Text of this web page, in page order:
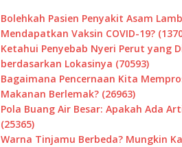
Bolehkah Pasien Penyakit Asam
Mendapatkan Vaksin COVID-19?
Ketahui Penyebab Nyeri Perut yang
berdasarkan Lokasinya (70593)
Bagaimana Pencernaan Kita
Makanan Berlemak? (26963)
Pola Buang Air Besar: Apakah Ada
(25365)
Warna Tinjamu Berbeda? Mungkin